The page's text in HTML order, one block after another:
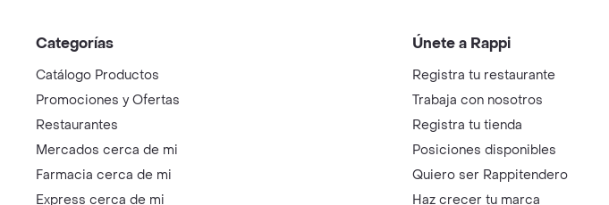
Categorías
Catálogo Productos
Promociones y Ofertas
Restaurantes
Mercados cerca de mi
Farmacia cerca de mi
Express cerca de mi
Únete a Rappi
Registra tu restaurante
Trabaja con nosotros
Registra tu tienda
Posiciones disponibles
Quiero ser Rappitendero
Haz crecer tu marca